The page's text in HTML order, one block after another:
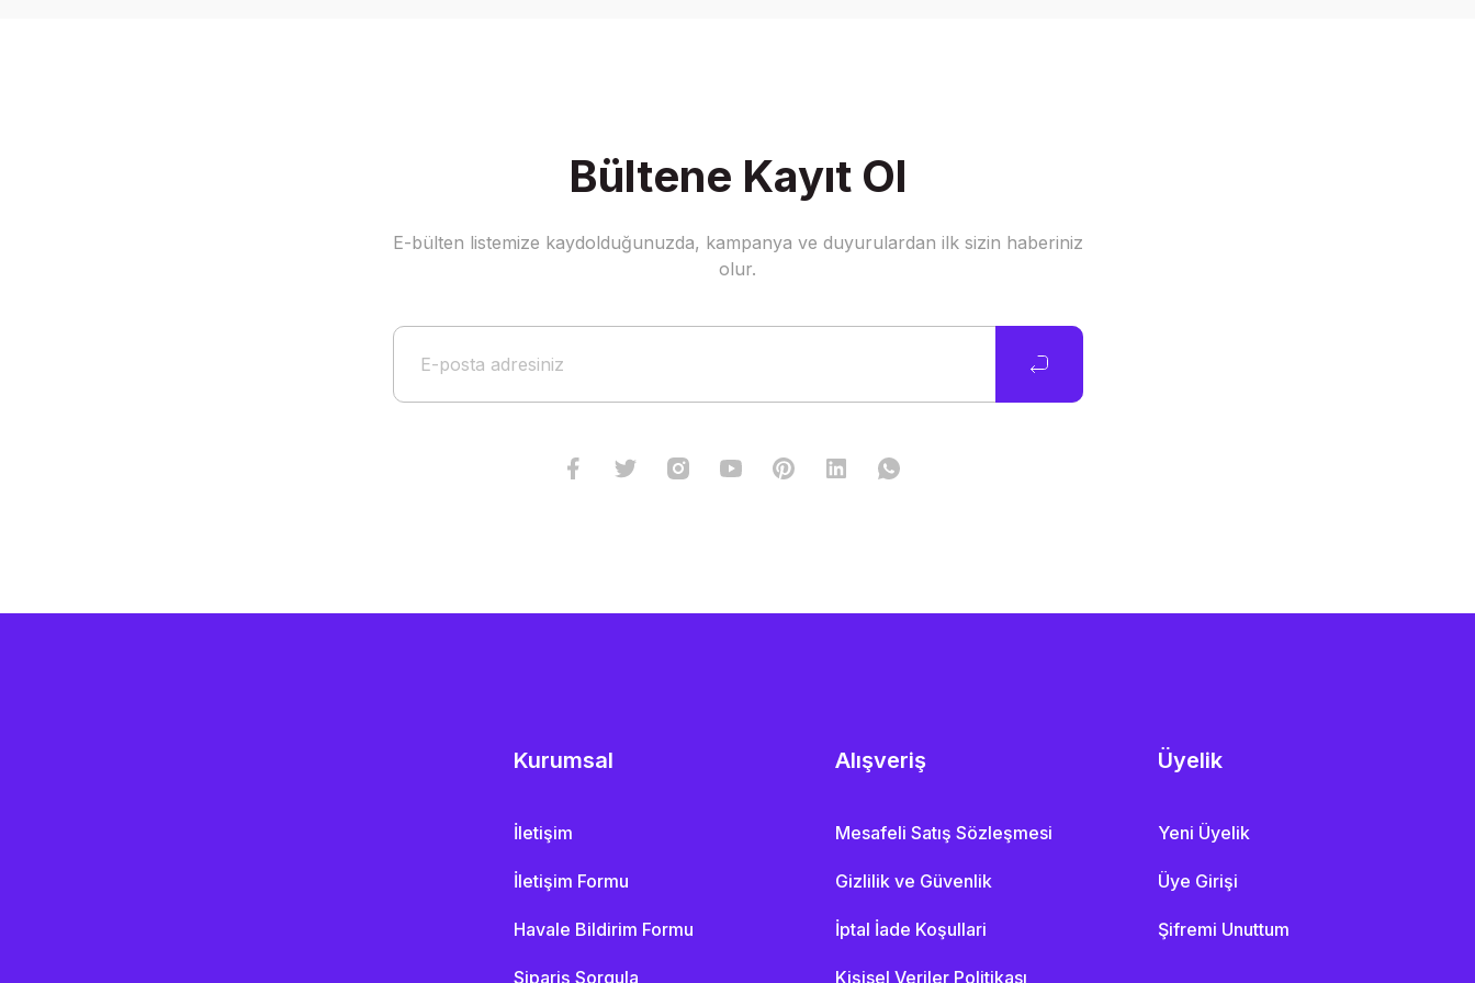
Gönder
Bültene Kayıt Ol
E-bülten listemize kaydolduğunuzda, kampanya ve duyurulardan ilk sizin haberiniz
olur.
Kurumsal
İletişim
İletişim Formu
Havale Bildirim Formu
Sipariş Sorgula
Alışveriş
Mesafeli Satış Sözleşmesi
Gizlilik ve Güvenlik
İptal İade Koşullari
Kişisel Veriler Politikası
Üyelik
Yeni Üyelik
Üye Girişi
Şifremi Unuttum